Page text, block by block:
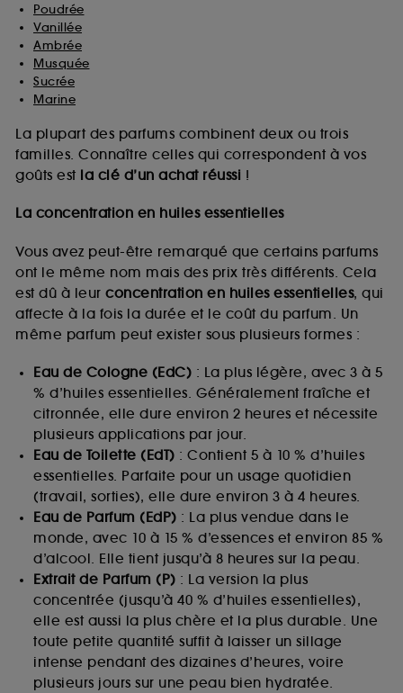
Poudrée
Vanillée
Ambrée
Musquée
Sucrée
Marine
La plupart des parfums combinent deux ou trois
familles. Connaître celles qui correspondent à vos
goûts est la clé d’un achat réussi !
La concentration en huiles essentielles
Vous avez peut-être remarqué que certains parfums
ont le même nom mais des prix très différents. Cela
est dû à leur concentration en huiles essentielles, qui
affecte à la fois la durée et le coût du parfum. Un
même parfum peut exister sous plusieurs formes :
Eau de Cologne (EdC) : La plus légère, avec 3 à 5
% d’huiles essentielles. Généralement fraîche et
citronnée, elle dure environ 2 heures et nécessite
plusieurs applications par jour.
Eau de Toilette (EdT) : Contient 5 à 10 % d’huiles
essentielles. Parfaite pour un usage quotidien
(travail, sorties), elle dure environ 3 à 4 heures.
Eau de Parfum (EdP) : La plus vendue dans le
monde, avec 10 à 15 % d’essences et environ 85 %
d’alcool. Elle tient jusqu’à 8 heures sur la peau.
Extrait de Parfum (P) : La version la plus
concentrée (jusqu’à 40 % d’huiles essentielles),
elle est aussi la plus chère et la plus durable. Une
toute petite quantité suffit à laisser un sillage
intense pendant des dizaines d’heures, voire
plusieurs jours sur une peau bien hydratée.